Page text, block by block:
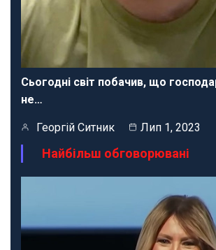
Сьогодні світ побачив, що
не…
Георгій Ситник Лип 1, 2023
Найбільш обговорювані